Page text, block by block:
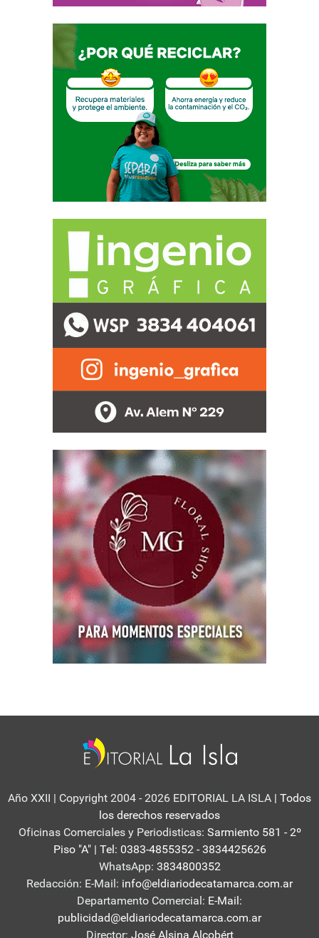
Año XXII | Copyright 2004 - 2026 EDITORIAL LA ISLA | Todos
los derechos reservados
Oficinas Comerciales y Periodisticas: Sarmiento 581 - 2º
Piso "A" | Tel: 0383-4855352 - 3834425626
WhatsApp: 3834800352
Redacción: E-Mail: info@eldiariodecatamarca.com.ar
Departamento Comercial: E-Mail:
publicidad@eldiariodecatamarca.com.ar
Director: José Alsina Alcobért